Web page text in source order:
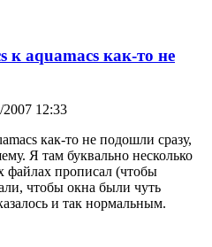
к aquamacs как-то не
12:33
как-то не подошли сразу,
Я там буквально несколько
файлах прописал (чтобы
чтобы окна были чуть
и так нормальным.